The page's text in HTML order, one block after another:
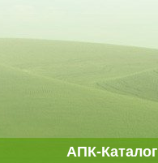
АПК-Каталог